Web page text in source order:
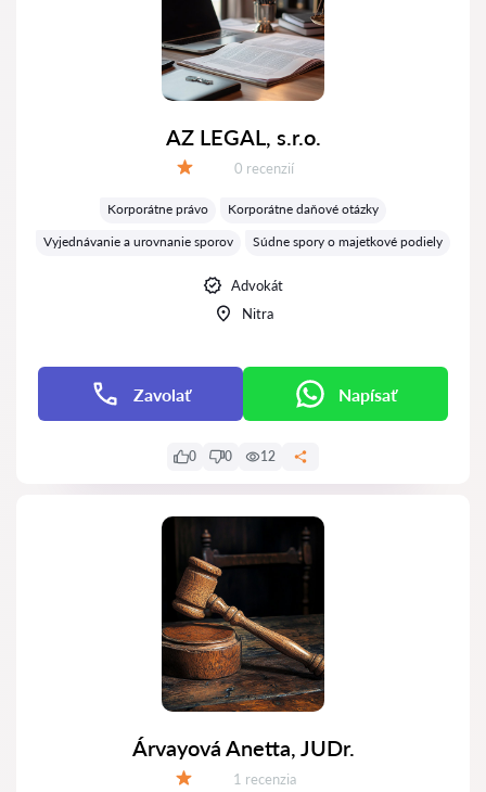
AZ LEGAL, s.r.o.
Recenzií:
0 recenzií
Korporátne právo
Korporátne daňové otázky
Vyjednávanie a urovnanie sporov
Súdne spory o majetkové podiely
Advokát
Nitra
Zavolať Napísať
0 0 12
Árvayová Anetta, JUDr.
Recenzií:
1 recenzia